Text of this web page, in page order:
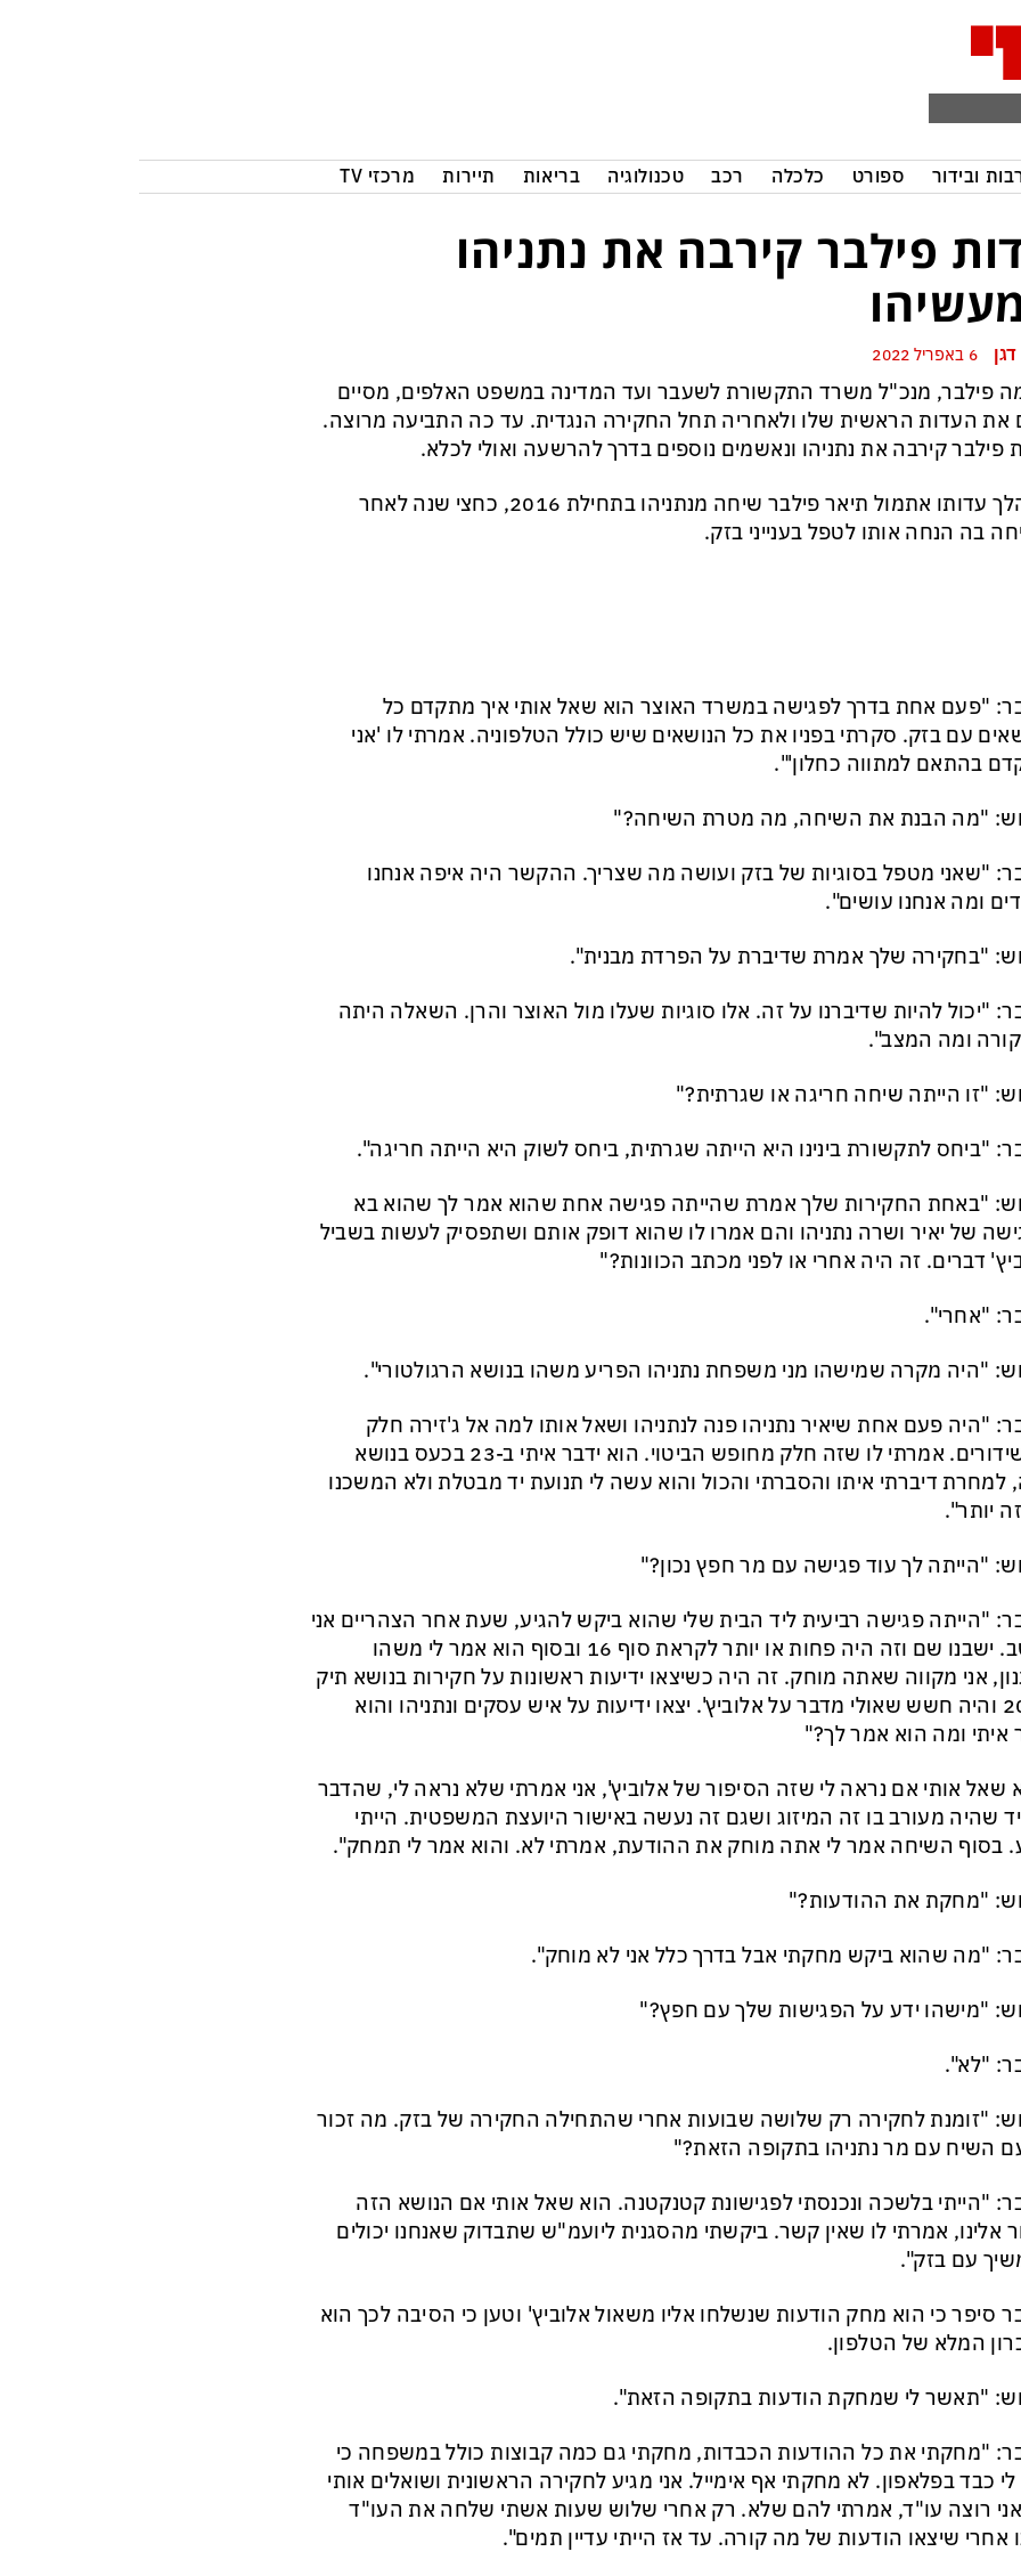
ובידור ספורט כלכלה רכב טכנולוגיה בריאות תיירות מרכזי TV
פילבר קירבה את נתניהו
פילבר, מנכ"ל משרד התקשורת לשעבר ועד המדינה במשפט האלפים, מסיים
את העדות הראשית שלו ולאחריה תחל החקירה הנגדית. עד כה התביעה מרוצה.
פילבר קירבה את נתניהו ונאשמים נוספים בדרך להרשעה ואולי לכלא.
במהלך עדותו אתמול תיאר פילבר שיחה מנתניהו בתחילת 2016, כחצי שנה לאחר
בה הנחה אותו לטפל בענייני בזק.
"פעם אחת בדרך לפגישה במשרד האוצר הוא שאל אותי איך מתקדם כל
עם בזק. סקרתי בפניו את כל הנושאים שיש כולל הטלפוניה. אמרתי לו 'אני
בהתאם למתווה כחלון'".
"מה הבנת את השיחה, מה מטרת השיחה?"
"שאני מטפל בסוגיות של בזק ועושה מה שצריך. ההקשר היה איפה אנחנו
ומה אנחנו עושים".
"בחקירה שלך אמרת שדיברת על הפרדת מבנית".
"יכול להיות שדיברנו על זה. אלו סוגיות שעלו מול האוצר והרן. השאלה היתה
ומה המצב".
"זו הייתה שיחה חריגה או שגרתית?"
"ביחס לתקשורת בינינו היא הייתה שגרתית, ביחס לשוק היא הייתה חריגה".
"באחת החקירות שלך אמרת שהייתה פגישה אחת שהוא אמר לך שהוא בא
של יאיר ושרה נתניהו והם אמרו לו שהוא דופק אותם ושתפסיק לעשות בשביל
דברים. זה היה אחרי או לפני מכתב הכוונות?"
"אחרי".
"היה מקרה שמישהו מני משפחת נתניהו הפריע משהו בנושא הרגולטורי".
"היה פעם אחת שיאיר נתניהו פנה לנתניהו ושאל אותו למה אל ג'זירה חלק
מהשידורים. אמרתי לו שזה חלק מחופש הביטוי. הוא ידבר איתי ב-23 בכעס בנושא
למחרת דיברתי איתו והסברתי והכול והוא עשה לי תנועת יד מבטלת ולא המשכנו
יותר".
"הייתה לך עוד פגישה עם מר חפץ נכון?"
"הייתה פגישה רביעית ליד הבית שלי שהוא ביקש להגיע, שעת אחר הצהריים אני
חושב. ישבנו שם וזה היה פחות או יותר לקראת סוף 16 ובסוף הוא אמר לי משהו
אני מקווה שאתה מוחק. זה היה כשיצאו ידיעות ראשונות על חקירות בנושא תיק
2000 והיה חשש שאולי מדבר על אלוביץ'. יצאו ידיעות על איש עסקים ונתניהו והוא
איתי ומה הוא אמר לך?"
שאל אותי אם נראה לי שזה הסיפור של אלוביץ', אני אמרתי שלא נראה לי, שהדבר
שהיה מעורב בו זה המיזוג ושגם זה נעשה באישור היועצת המשפטית. הייתי
בסוף השיחה אמר לי אתה מוחק את ההודעת, אמרתי לא. והוא אמר לי תמחק".
"מחקת את ההודעות?"
"מה שהוא ביקש מחקתי אבל בדרך כלל אני לא מוחק".
"מישהו ידע על הפגישות שלך עם חפץ?"
"לא".
"זומנת לחקירה רק שלושה שבועות אחרי שהתחילה החקירה של בזק. מה זכור
השיח עם מר נתניהו בתקופה הזאת?"
"הייתי בלשכה ונכנסתי לפגישונת קטנקטנה. הוא שאל אותי אם הנושא הזה
אלינו, אמרתי לו שאין קשר. ביקשתי מהסגנית ליועמ"ש שתבדוק שאנחנו יכולים
עם בזק".
סיפר כי הוא מחק הודעות שנשלחו אליו משאול אלוביץ' וטען כי הסיבה לכך הוא
המלא של הטלפון.
"תאשר לי שמחקת הודעות בתקופה הזאת".
"מחקתי את כל ההודעות הכבדות, מחקתי גם כמה קבוצות כולל במשפחה כי
לי כבד בפלאפון. לא מחקתי אף אימייל. אני מגיע לחקירה הראשונית ושואלים אותי
רוצה עו"ד, אמרתי להם שלא. רק אחרי שלוש שעות אשתי שלחה את העו"ד
אחרי שיצאו הודעות של מה קורה. עד אז הייתי עדיין תמים".